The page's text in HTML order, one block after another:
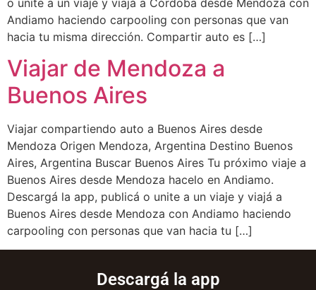
o unite a un viaje y viajá a Córdoba desde Mendoza con
Andiamo haciendo carpooling con personas que van
hacia tu misma dirección. Compartir auto es […]
Viajar de Mendoza a
Buenos Aires
Viajar compartiendo auto a Buenos Aires desde
Mendoza Origen Mendoza, Argentina Destino Buenos
Aires, Argentina Buscar Buenos Aires Tu próximo viaje a
Buenos Aires desde Mendoza hacelo en Andiamo.
Descargá la app, publicá o unite a un viaje y viajá a
Buenos Aires desde Mendoza con Andiamo haciendo
carpooling con personas que van hacia tu […]
Descargá la app